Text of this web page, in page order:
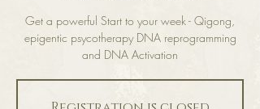
Get a powerful Start to your week - Qigong,
epigentic psycotherapy DNA reprogramming
and DNA Activation